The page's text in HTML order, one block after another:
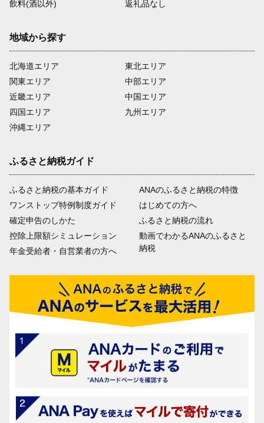
飲料(酒以外)
返礼品なし
地域から探す
北海道エリア
関東エリア
近畿エリア
四国エリア
沖縄エリア
東北エリア
中部エリア
中国エリア
九州エリア
ふるさと納税ガイド
ふるさと納税の基本ガイド
ワンストップ特例制度ガイド
確定申告のしかた
控除上限額シミュレーション
年金受給者・自営業者の方へ
ANAのふるさと納税の特徴
はじめての方へ
ふるさと納税の流れ
動画でわかるANAのふるさと
納税